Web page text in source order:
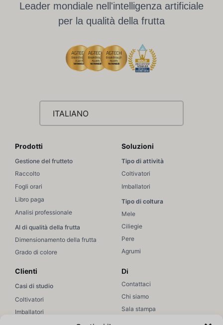
Leader mondiale nell'intelligenza artificiale
per la qualità della frutta
ITALIANO
Prodotti
Gestione del frutteto
Raccolto
Fogli orari
Libro paga
Analisi professionale
AI di qualità della frutta
Dimensionamento della frutta
Grado di colore
Soluzioni
Tipo di attività
Coltivatori
Imballatori
Tipo di coltura
Mele
Ciliegie
Pere
Agrumi
Clienti
Casi di studio
Coltivatori
Imballatori
Di
Contattaci
Chi siamo
Sala stampa